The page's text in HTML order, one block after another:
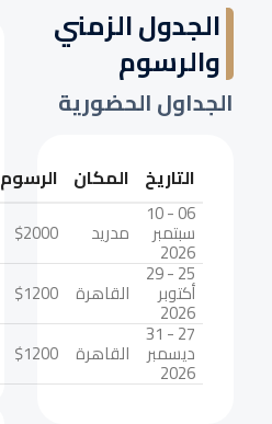
الجدول الزمني
والرسوم
الجداول الحضورية
التاريخ المكان الرسوم
06 - 10
سبتمبر
2026
مدريد
$2000
25 - 29
أكتوبر
2026
القاهرة $1200
27 - 31
ديسمبر
2026
القاهرة $1200